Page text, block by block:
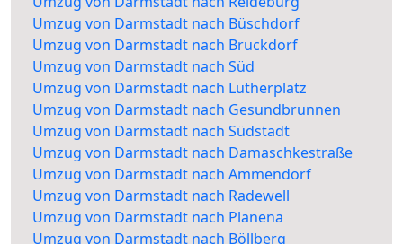
Umzug von Darmstadt nach Büschdorf
Umzug von Darmstadt nach Bruckdorf
Umzug von Darmstadt nach Süd
Umzug von Darmstadt nach Lutherplatz
Umzug von Darmstadt nach Gesundbrunnen
Umzug von Darmstadt nach Südstadt
Umzug von Darmstadt nach Damaschkestraße
Umzug von Darmstadt nach Ammendorf
Umzug von Darmstadt nach Radewell
Umzug von Darmstadt nach Planena
Umzug von Darmstadt nach Böllberg